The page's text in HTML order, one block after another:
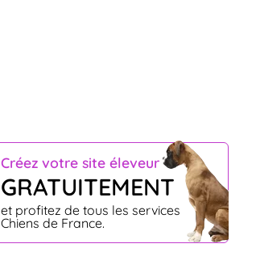
Créez votre site éleveur
GRATUITEMENT
et profitez de tous les services
Chiens de France.